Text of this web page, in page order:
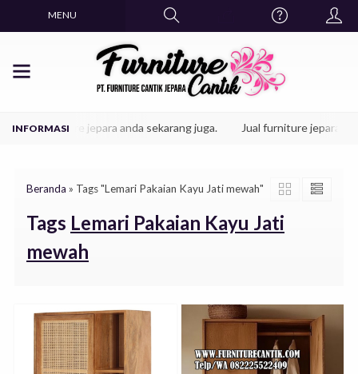
MENU
furniture jepara anda sekarang juga. Jual furniture jepara
Beranda » Tags "Lemari Pakaian Kayu Jati mewah"
Tags Lemari Pakaian Kayu Jati
mewah